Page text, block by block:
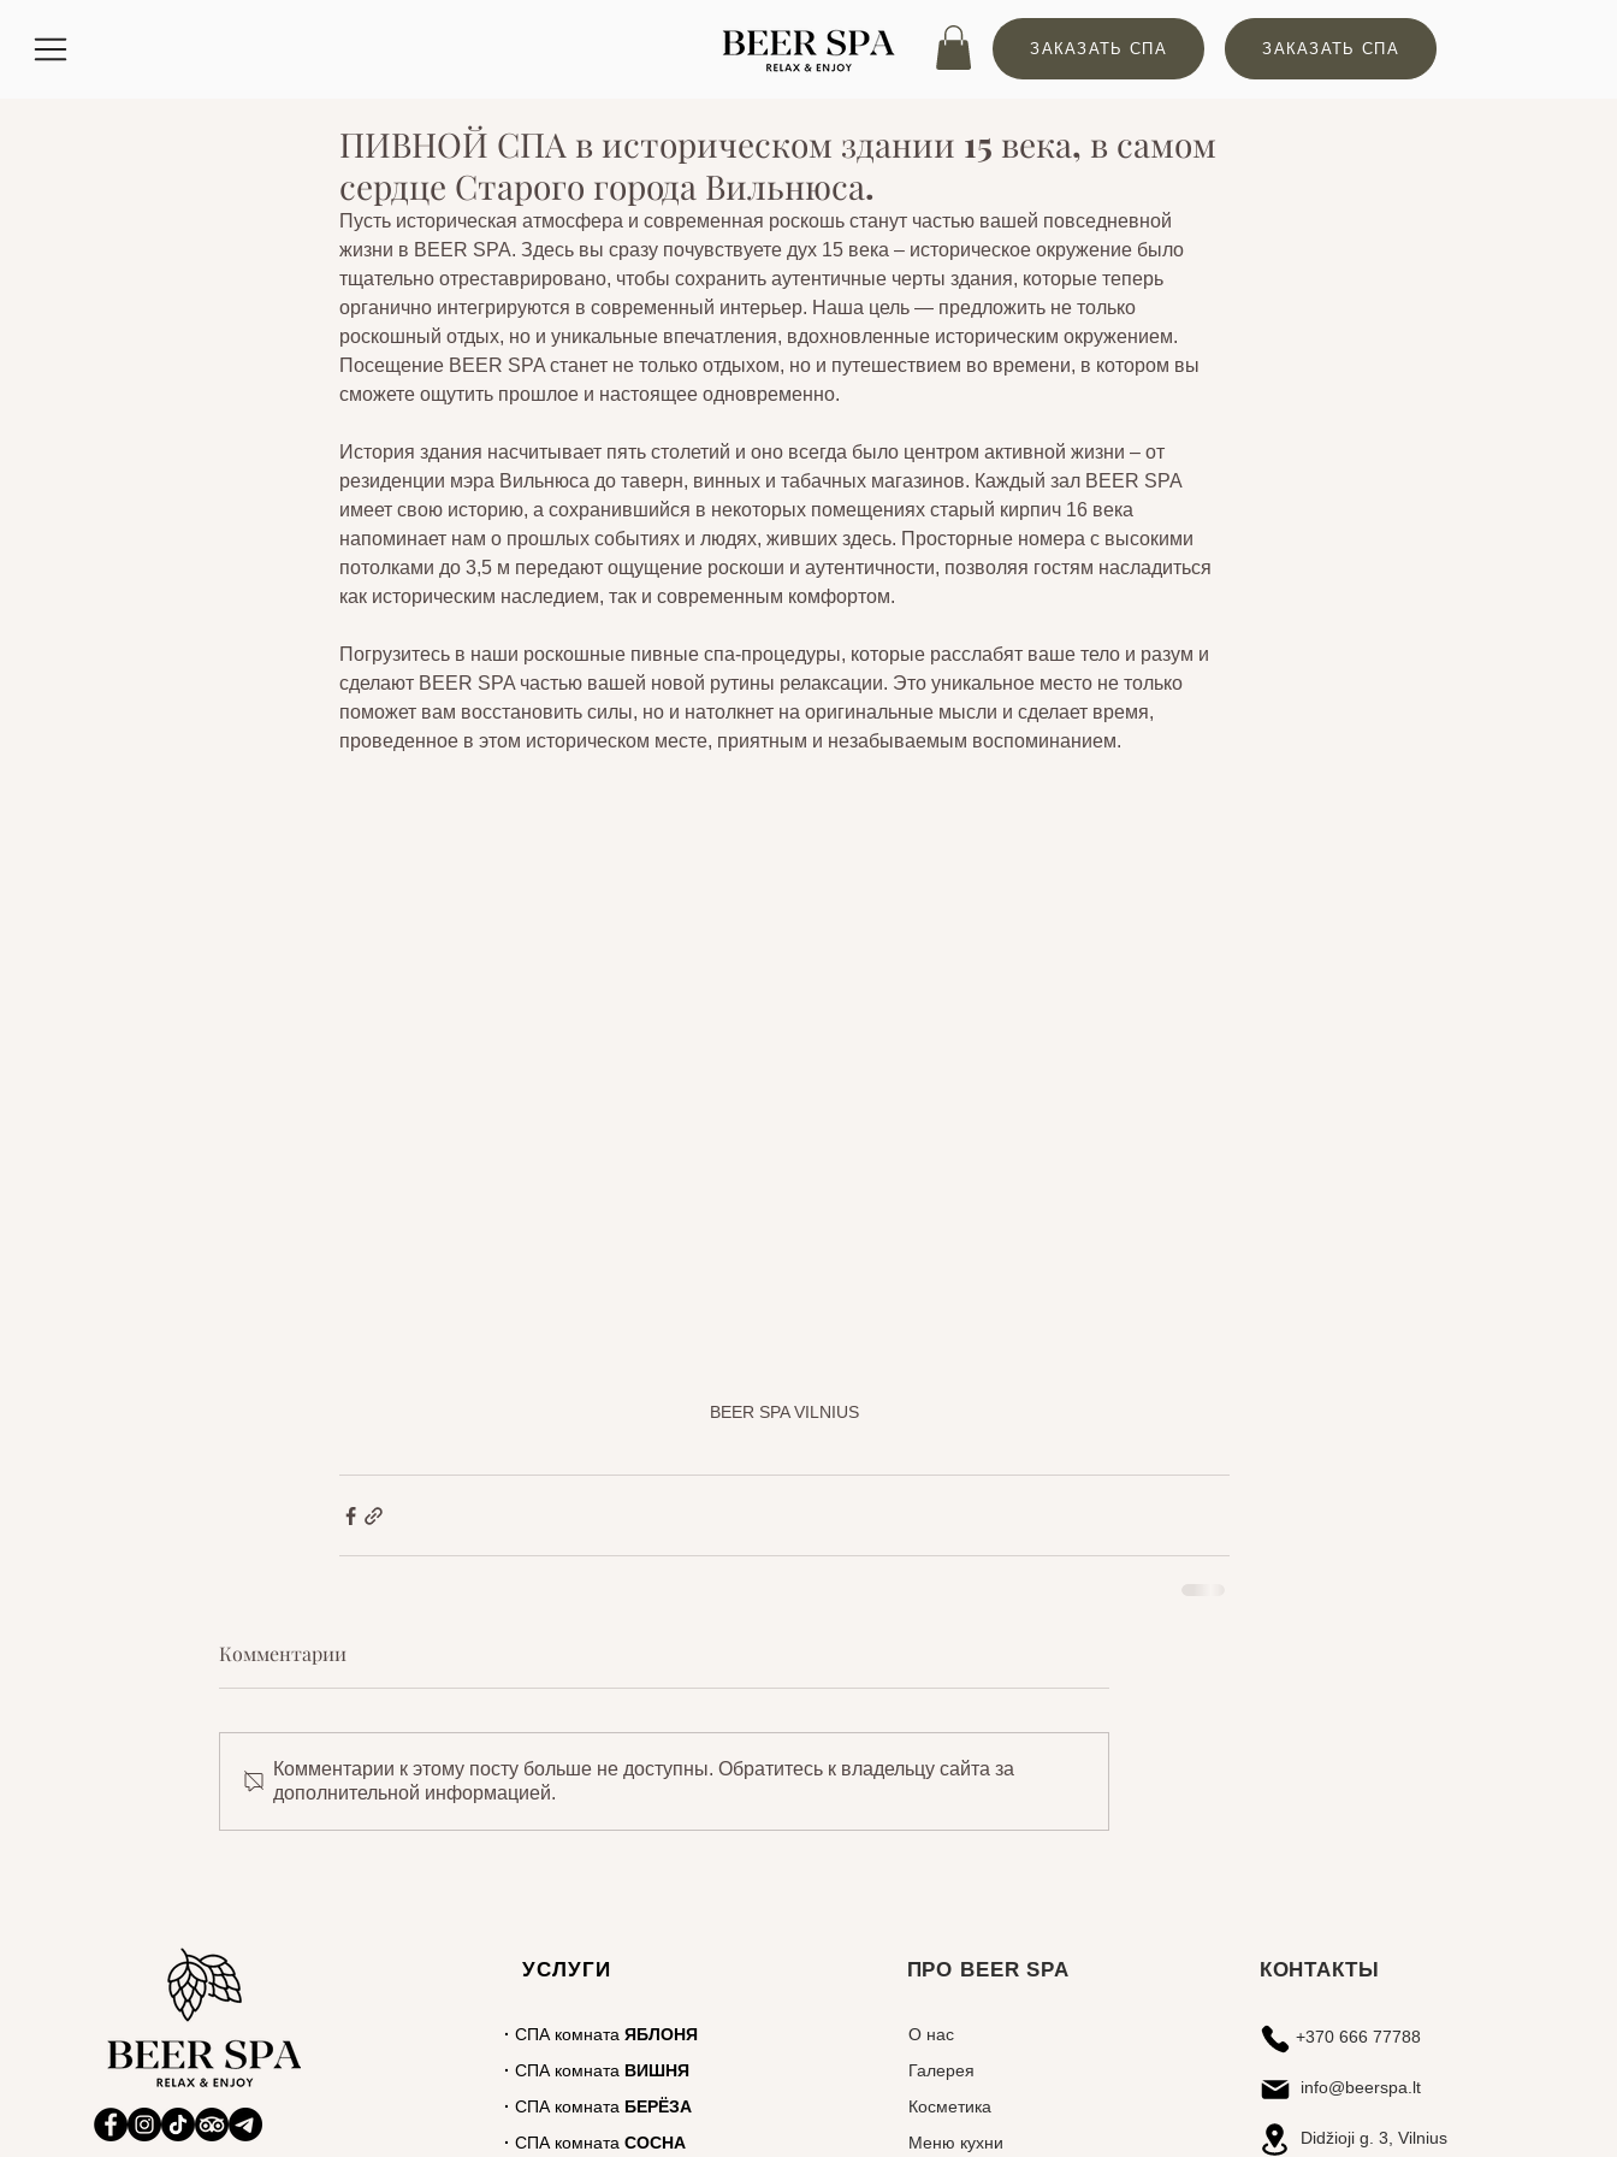
ЗАКАЗАТЬ СПА ЗАКАЗАТЬ СПА
ПИВНОЙ СПА в историческом здании 15 века, в самом
сердце Старого города Вильнюса.
Пусть историческая атмосфера и современная роскошь станут частью вашей повседневной
жизни в BEER SPA. Здесь вы сразу почувствуете дух 15 века – историческое окружение было
тщательно отреставрировано, чтобы сохранить аутентичные черты здания, которые теперь
органично интегрируются в современный интерьер. Наша цель — предложить не только
роскошный отдых, но и уникальные впечатления, вдохновленные историческим окружением.
Посещение BEER SPA станет не только отдыхом, но и путешествием во времени, в котором вы
сможете ощутить прошлое и настоящее одновременно.
История здания насчитывает пять столетий и оно всегда было центром активной жизни – от
резиденции мэра Вильнюса до таверн, винных и табачных магазинов. Каждый зал BEER SPA
имеет свою историю, а сохранившийся в некоторых помещениях старый кирпич 16 века
напоминает нам о прошлых событиях и людях, живших здесь. Просторные номера с высокими
потолками до 3,5 м передают ощущение роскоши и аутентичности, позволяя гостям насладиться
как историческим наследием, так и современным комфортом.
Погрузитесь в наши роскошные пивные спа-процедуры, которые расслабят ваше тело и разум и
сделают BEER SPA частью вашей новой рутины релаксации. Это уникальное место не только
поможет вам восстановить силы, но и натолкнет на оригинальные мысли и сделает время,
проведенное в этом историческом месте, приятным и незабываемым воспоминанием.
BEER SPA VILNIUS
Комментарии
Комментарии к этому посту больше не доступны. Обратитесь к владельцу сайта за
дополнительной информацией.
УСЛУГИ
·СПА комната ЯБЛОНЯ
·СПА комната ВИШНЯ
·СПА комната БЕРЁЗА
·СПА комната СОСНА
ПРО BEER SPA
О нас
Галерея
Косметика
Меню кухни
КОНТАКТЫ
+370 666 77788
info@beerspa.lt
Didžioji g. 3, Vilnius